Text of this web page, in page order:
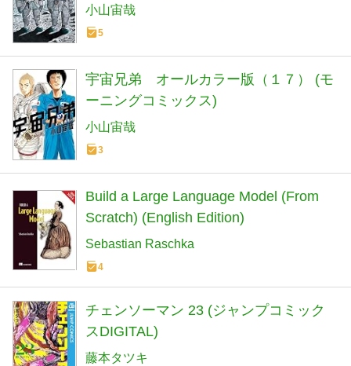
小山宙哉
5
宇宙兄弟 オールカラー版（１７） (モ
ーニングコミックス)
小山宙哉
3
Build a Large Language Model (From
Scratch) (English Edition)
Sebastian Raschka
4
チェンソーマン 23 (ジャンプコミック
スDIGITAL)
藤本タツキ